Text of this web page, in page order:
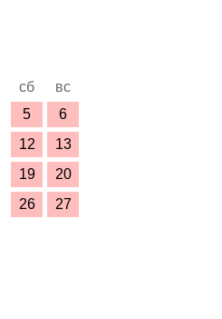
сб
вс
5
6
12
13
19
20
26
27